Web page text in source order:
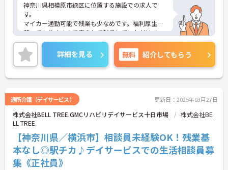
神奈川県相模原市緑区に位置する施設での求人で
す。
マイカー通勤可能で残業も少なめです。福利厚生も
整っておりますので安心して就業していただけま
す。
ご興味ある方は是非お問い合わせ下さい。
詳細を見る 無料 紹介してもらう
通所介護（デイサービス） 更新日：2025年03月27日
株式会社BELL TREE.GMCリハビリデイサービス十日市場
株式会社BE
LL TREE.
【神奈川県／横浜市】相談員未経験OK！残業基
本なし◎駅チカ♪デイサービスでの生活相談員募
集《正社員》